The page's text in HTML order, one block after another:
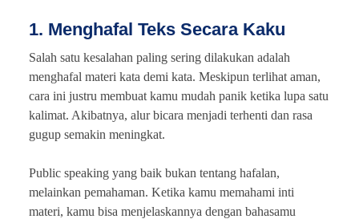
1. Menghafal Teks Secara Kaku
Salah satu kesalahan paling sering dilakukan adalah
menghafal materi kata demi kata. Meskipun terlihat aman,
cara ini justru membuat kamu mudah panik ketika lupa satu
kalimat. Akibatnya, alur bicara menjadi terhenti dan rasa
gugup semakin meningkat.
Public speaking yang baik bukan tentang hafalan,
melainkan pemahaman. Ketika kamu memahami inti
materi, kamu bisa menjelaskannya dengan bahasamu